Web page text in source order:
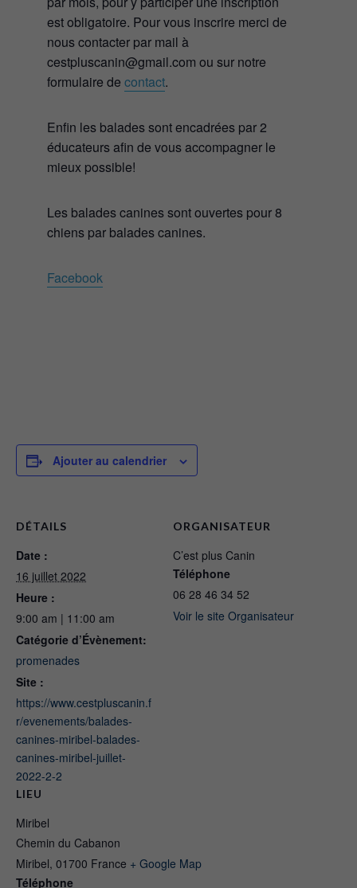
est obligatoire. Pour vous inscrire merci de
nous contacter par mail à
cestpluscanin@gmail.com ou sur notre
formulaire decontact.
Enfin les balades sont encadrées par 2
éducateurs afin de vous accompagner le
mieux possible!
Les balades canines sont ouvertes pour 8
chiens par balades canines.
Facebook
Ajouter au calendrier
DÉTAILS
Date :
16 juillet 2022
Heure :
9:00 am | 11:00 am
Catégorie d’Évènement:
promenades
Site :
https://www.cestpluscanin.f
r/evenements/balades-
canines-miribel-balades-
canines-miribel-juillet-
2022-2-2
LIEU
Miribel
Chemin du Cabanon
Miribel, 01700 France + Google Map
Téléphone
ORGANISATEUR
C’est plus Canin
Téléphone
06 28 46 34 52
Voir le site Organisateur